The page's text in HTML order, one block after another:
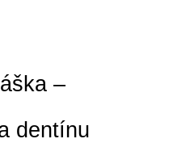
–
dentínu